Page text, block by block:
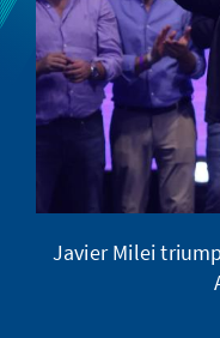
Javier Milei